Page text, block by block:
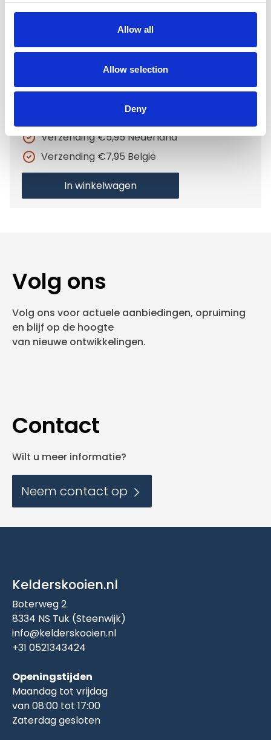
Allow all
Allow selection
Deny
65x50cm
Niet op voorraad
Voor 15.00 uur besteld dezelfde werkdag
Gratis verzending vanaf €50,-
Verzending €5,95 Nederland
Verzending €7,95 België
In winkelwagen
Volg ons
Volg ons voor actuele aanbiedingen, opruiming
en blijf op de hoogte
van nieuwe ontwikkelingen.
Contact
Wilt u meer informatie?
Neem contact op
Kelderskooien.nl
Boterweg 2
8334 NS Tuk (Steenwijk)
info@kelderskooien.nl
+31 0521343424
Openingstijden
Maandag tot vrijdag
van 08:00 tot 17:00
Zaterdag gesloten